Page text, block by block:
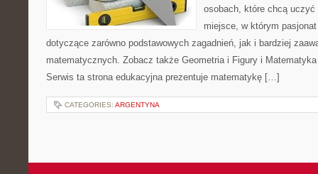
osobach, które chcą
miejsce, w którym
dotyczące zarówno podstawowych zagadnień, jak i bardziej
matematycznych. Zobacz także Geometria i Figury i
Serwis ta strona edukacyjna prezentuje matematykę […]
CATEGORIES: ARGENTYNA